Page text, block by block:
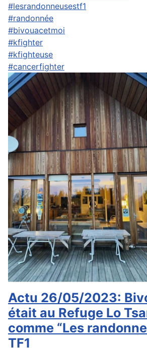
#lesrandonneusestf1
#randonnée
#bivouacetmoi
#kfighter
#kfighteuse
#cancerfighter
Actu 26/05/2023:
était au Refuge Lo
comme “Les
TF1